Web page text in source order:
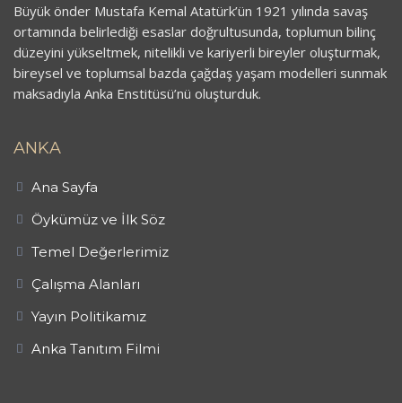
Büyük önder Mustafa Kemal Atatürk’ün 1921 yılında savaş
ortamında belirlediği esaslar doğrultusunda, toplumun bilinç
düzeyini yükseltmek, nitelikli ve kariyerli bireyler oluşturmak,
bireysel ve toplumsal bazda çağdaş yaşam modelleri sunmak
maksadıyla Anka Enstitüsü’nü oluşturduk.
ANKA
Ana Sayfa
Öykümüz ve İlk Söz
Temel Değerlerimiz
Çalışma Alanları
Yayın Politikamız
Anka Tanıtım Filmi